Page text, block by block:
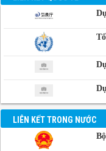
Phnom-Penh,
Campuchia
LIÊN KẾT TRONG NƯỚC